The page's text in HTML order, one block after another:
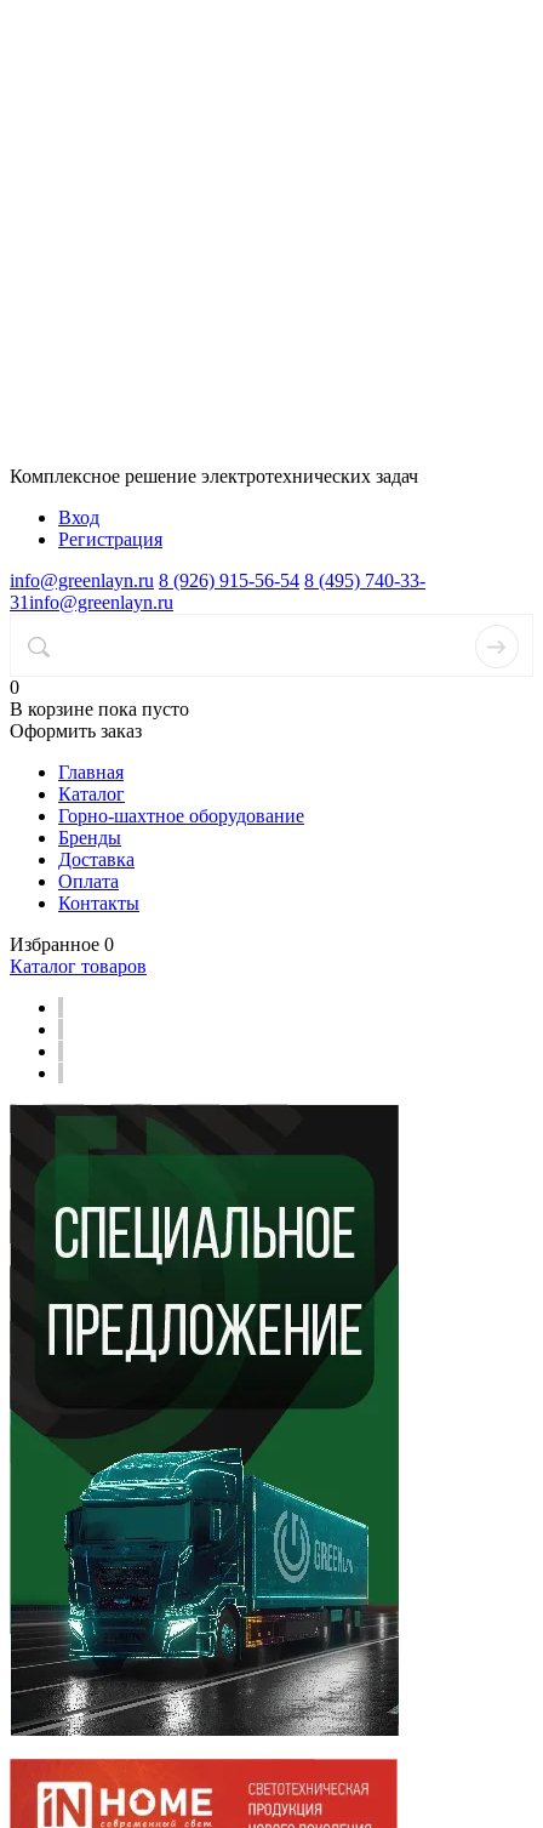
Комплексное решение электротехнических задач
Вход
Регистрация
info@greenlayn.ru 8 (926) 915-56-54 8 (495) 740-33-
31info@greenlayn.ru
0
В корзине пока пусто
Оформить заказ
Главная
Каталог
Горно-шахтное оборудование
Бренды
Доставка
Оплата
Контакты
Избранное 0
Каталог товаров